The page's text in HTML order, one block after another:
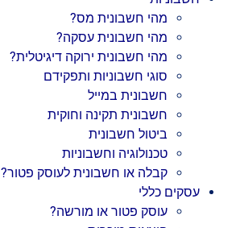
מהי חשבונית מס?
מהי חשבונית עסקה?
מהי חשבונית ירוקה דיגיטלית?
סוגי חשבוניות ותפקידם
חשבונית במייל
חשבונית תקינה וחוקית
ביטול חשבונית
טכנולוגיה וחשבוניות
קבלה או חשבונית לעוסק פטור?
עסקים כללי
עוסק פטור או מורשה?